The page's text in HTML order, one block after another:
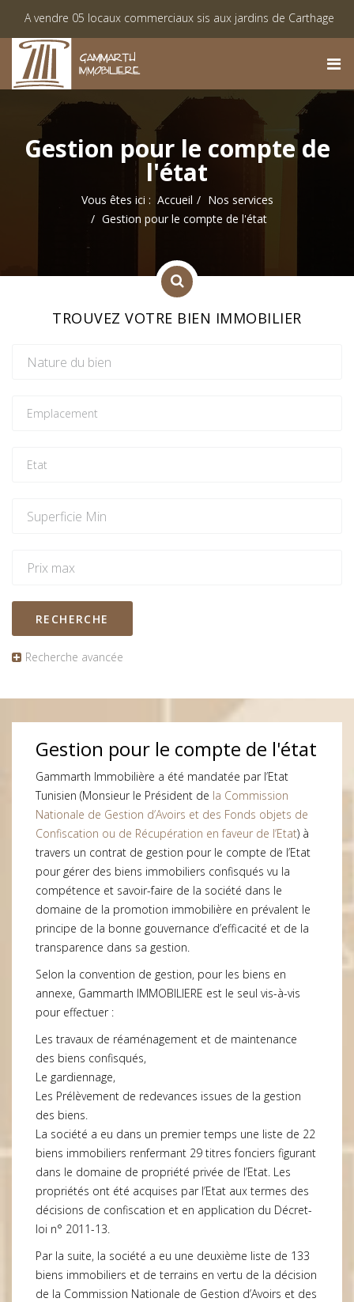
05 locaux commerciaux sis aux jardins de Carthage
des lots viabilisés à Monastir « Lotissement El Achaab Golf »
Gestion pour le compte de
l'état
Vous êtes ici : Accueil
Nos services
Gestion pour le compte de l'état
TROUVEZ VOTRE BIEN IMMOBILIER
RECHERCHE
Recherche avancée
Gestion pour le compte de l'état
Gammarth Immobilière a été mandatée par l’Etat
Tunisien (Monsieur le Président de la Commission
Nationale de Gestion d’Avoirs et des Fonds objets de
Confiscation ou de Récupération en faveur de l’Etat) à
travers un contrat de gestion pour le compte de l’Etat
pour gérer des biens immobiliers confisqués vu la
compétence et savoir-faire de la société dans le
domaine de la promotion immobilière en prévalent le
principe de la bonne gouvernance d’efficacité et de la
transparence dans sa gestion.
Selon la convention de gestion, pour les biens en
annexe, Gammarth IMMOBILIERE est le seul vis-à-vis
pour effectuer :
Les travaux de réaménagement et de maintenance
des biens confisqués,
Le gardiennage,
Les Prélèvement de redevances issues de la gestion
des biens.
La société a eu dans un premier temps une liste de 22
biens immobiliers renfermant 29 titres fonciers figurant
dans le domaine de propriété privée de l’Etat. Les
propriétés ont été acquises par l’Etat aux termes des
décisions de confiscation et en application du Décret-
loi n° 2011-13.
Par la suite, la société a eu une deuxième liste de 133
biens immobiliers et de terrains en vertu de la décision
de la Commission Nationale de Gestion d’Avoirs et des